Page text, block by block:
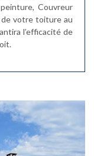
Couvreur
votre toiture au
l’efficacité de